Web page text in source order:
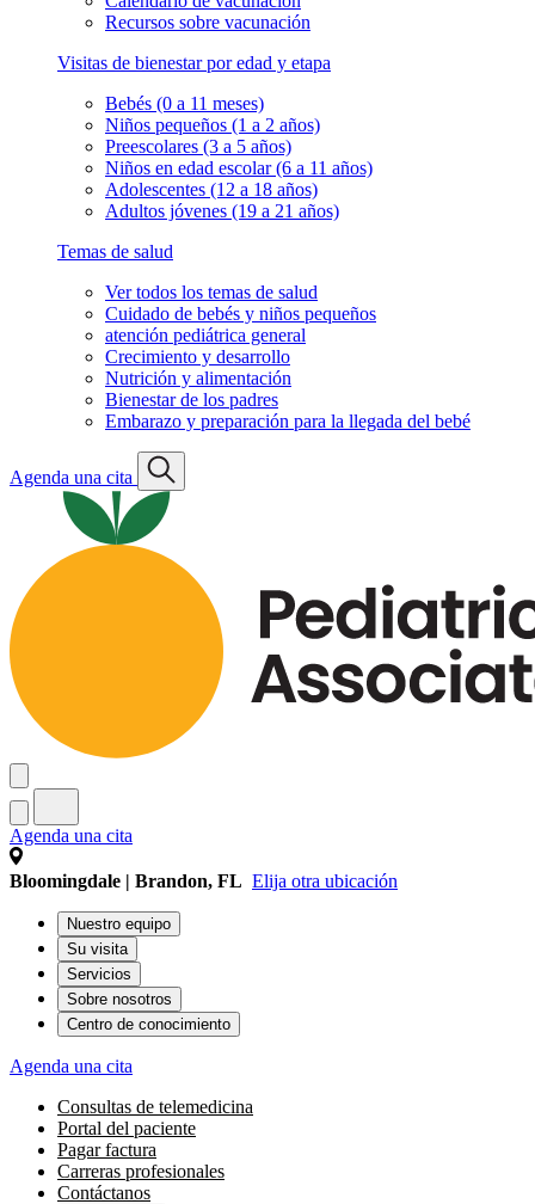
Recursos sobre vacunación
Visitas de bienestar por edad y etapa
Bebés (0 a 11 meses)
Niños pequeños (1 a 2 años)
Preescolares (3 a 5 años)
Niños en edad escolar (6 a 11 años)
Adolescentes (12 a 18 años)
Adultos jóvenes (19 a 21 años)
Temas de salud
Ver todos los temas de salud
Cuidado de bebés y niños pequeños
atención pediátrica general
Crecimiento y desarrollo
Nutrición y alimentación
Bienestar de los padres
Embarazo y preparación para la llegada del bebé
Agenda una cita
Agenda una cita
Bloomingdale | Brandon, FL Elija otra ubicación
Nuestro equipo
Su visita
Servicios
Sobre nosotros
Centro de conocimiento
Agenda una cita
Consultas de telemedicina
Portal del paciente
Pagar factura
Carreras profesionales
Contáctanos